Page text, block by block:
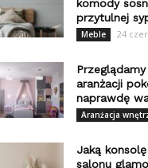
komody
przytulnej
Meble 24
aranżacji
naprawdę
Aranżacja
Jaką
salonu